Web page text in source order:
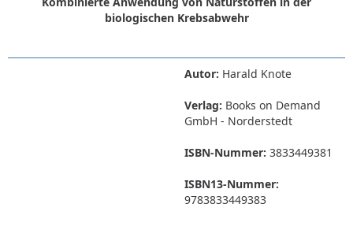
biologischen Krebsabwehr
Autor: Harald Knote
Verlag: Books on Demand
GmbH - Norderstedt
ISBN-Nummer: 3833449381
ISBN13-Nummer:
9783833449383